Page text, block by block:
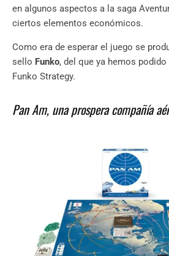
en algunos aspectos a la saga
ciertos elementos económicos.
Como era de esperar el juego se
sello Funko, del que ya hemos
Funko Strategy.
Pan Am, una prospera compañía